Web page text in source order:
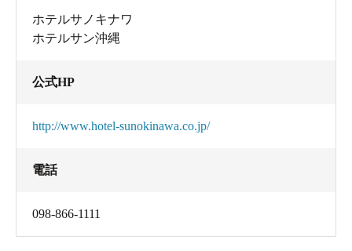
ホテルサノキナワ
ホテルサン沖縄
公式HP
http://www.hotel-sunokinawa.co.jp/
電話
098-866-1111